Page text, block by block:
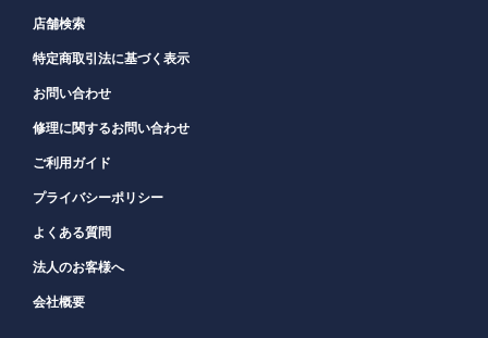
店舗検索
特定商取引法に基づく表示
お問い合わせ
修理に関するお問い合わせ
ご利用ガイド
プライバシーポリシー
よくある質問
法人のお客様へ
会社概要